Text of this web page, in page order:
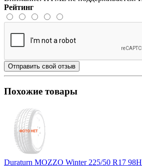
Рейтинг
Отправить свой отзыв
Похожие товары
Duraturn MOZZO Winter 225/50 R17 98H